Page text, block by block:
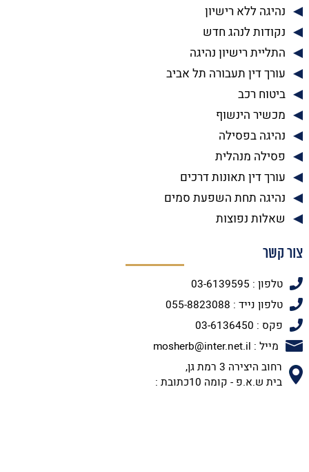
נהיגה ללא רישיון
נקודות לנהג חדש
התליית רישיון נהיגה
עורך דין תעבורה תל אביב
ביטוח רכב
מכשיר הינשוף
נהיגה בפסילה
פסילה מנהלית
עורך דין תאונות דרכים
נהיגה תחת השפעת סמים
שאלות נפוצות
צור קשר
טלפון : 03-6139595
טלפון נייד : 055-8823088
פקס : 03-6136450
מייל : mosherb@inter.net.il
רחוב היצירה 3 רמת גן,
בית ש.א.פ - קומה 10כתובת :